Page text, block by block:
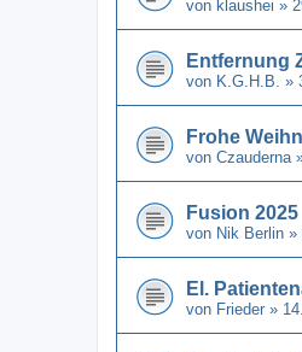
von klaushei »
Entfernung
von K.G.H.B. »
Frohe
von Czauderna
Fusion 2025
von Nik Berlin »
El.
von Frieder »